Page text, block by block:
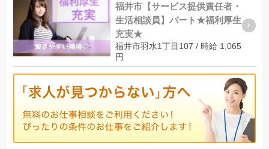
福井市【サービス提供責任者・
生活相談員】パート★福利厚生
充実★
福井市羽水1丁目107 / 時給 1,065
円